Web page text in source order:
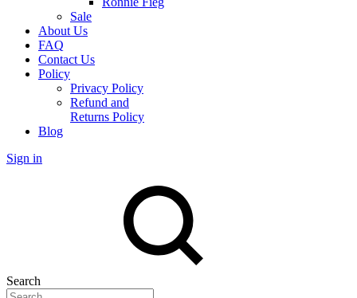
Sale
About Us
FAQ
Contact Us
Policy
Privacy Policy
Refund and
Returns Policy
Blog
Sign in
Search